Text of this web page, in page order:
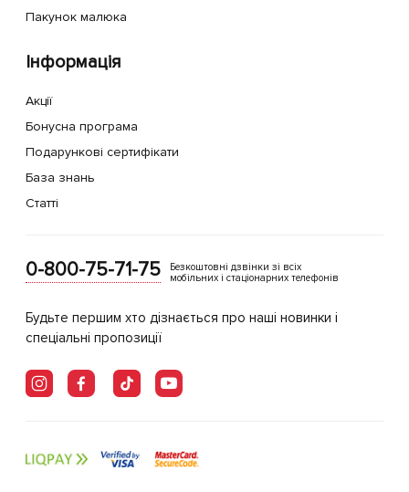
Пакунок малюка
Інформація
Акції
Бонусна програма
Подарункові сертифікати
База знань
Статті
0-800-75-71-75
Безкоштовні дзвінки зі всіх
мобільних і стаціонарних телефонів
Будьте першим хто дізнається про наші новинки і
спеціальні пропозиції